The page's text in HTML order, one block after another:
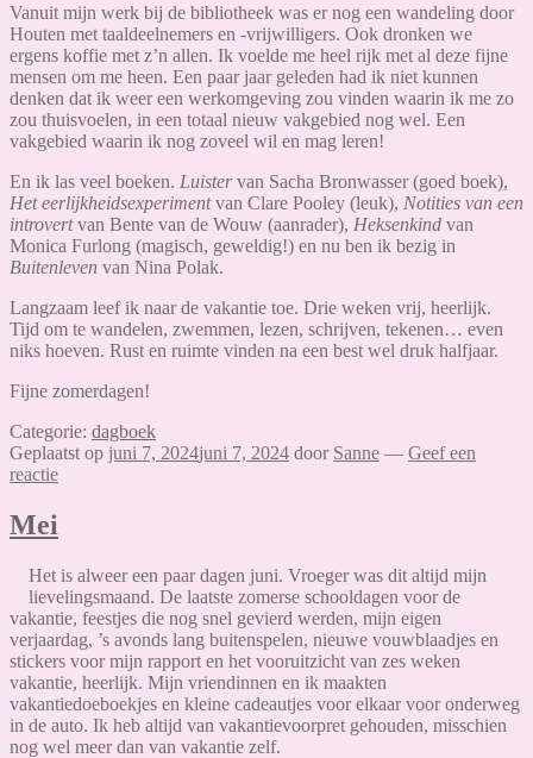
Vanuit mijn werk bij de bibliotheek was er nog een wandeling door
Houten met taaldeelnemers en -vrijwilligers. Ook dronken we
ergens koffie met z’n allen. Ik voelde me heel rijk met al deze fijne
mensen om me heen. Een paar jaar geleden had ik niet kunnen
denken dat ik weer een werkomgeving zou vinden waarin ik me zo
zou thuisvoelen, in een totaal nieuw vakgebied nog wel. Een
vakgebied waarin ik nog zoveel wil en mag leren!
En ik las veel boeken. Luistervan Sacha Bronwasser (goed boek),
Het eerlijkheidsexperimentvan Clare Pooley (leuk), Notities van een
introvertvan Bente van de Wouw (aanrader), Heksenkind van
Monica Furlong (magisch, geweldig!) en nu ben ik bezig in
Buitenleven van Nina Polak.
Langzaam leef ik naar de vakantie toe. Drie weken vrij, heerlijk.
Tijd om te wandelen, zwemmen, lezen, schrijven, tekenen… even
niks hoeven. Rust en ruimte vinden na een best wel druk halfjaar.
Fijne zomerdagen!
Categorie: dagboek
Geplaatst op juni 7, 2024juni 7, 2024 door Sanne — Geef een
reactie
Mei
Het is alweer een paar dagen juni. Vroeger was dit altijd mijn
lievelingsmaand. De laatste zomerse schooldagen voor de
vakantie, feestjes die nog snel gevierd werden, mijn eigen
verjaardag, ’s avonds lang buitenspelen, nieuwe vouwblaadjes en
stickers voor mijn rapport en het vooruitzicht van zes weken
vakantie, heerlijk. Mijn vriendinnen en ik maakten
vakantiedoeboekjes en kleine cadeautjes voor elkaar voor onderweg
in de auto. Ik heb altijd van vakantievoorpret gehouden, misschien
nog wel meer dan van vakantie zelf.